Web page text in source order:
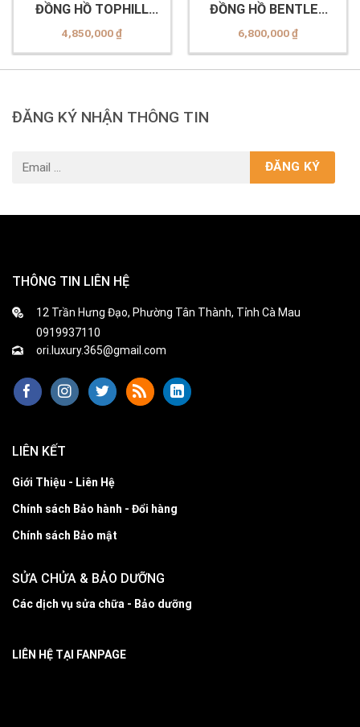
ĐỒNG HỒ TOPHILL
TL028G.S2152
4,850,000₫
ĐỒNG HỒ BENTLEY
BL2333 (-10MTDI-R
MSR Nâu)
6,800,000₫
ĐĂNG KÝ NHẬN THÔNG TIN
THÔNG TIN LIÊN HỆ
12 Trần Hưng Đạo, Phường Tân Thành, Tỉnh Cà Mau
0919937110
ori.luxury.365@gmail.com
LIÊN KẾT
Giới Thiệu - Liên Hệ
Chính sách Bảo hành - Đổi hàng
Chính sách Bảo mật
SỬA CHỬA & BẢO DƯỠNG
Các dịch vụ sửa chữa - Bảo dưỡng
LIÊN HỆ TẠI FANPAGE